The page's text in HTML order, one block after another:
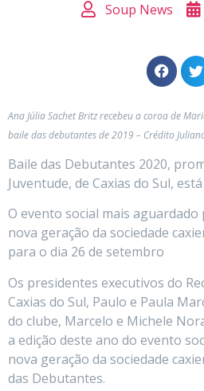
Soup News
Ana Júlia Sachet Britz recebeu a coroa de
baile das debutantes de 2019 – Crédito
Baile das Debutantes 2020,
Juventude, de Caxias do Sul,
O evento social mais
nova geração da sociedade
para o dia 26 de setembro
Os presidentes executivos do
Caxias do Sul, Paulo e Paula
do clube, Marcelo e Michele
a edição deste ano do evento
nova geração da sociedade
das Debutantes.